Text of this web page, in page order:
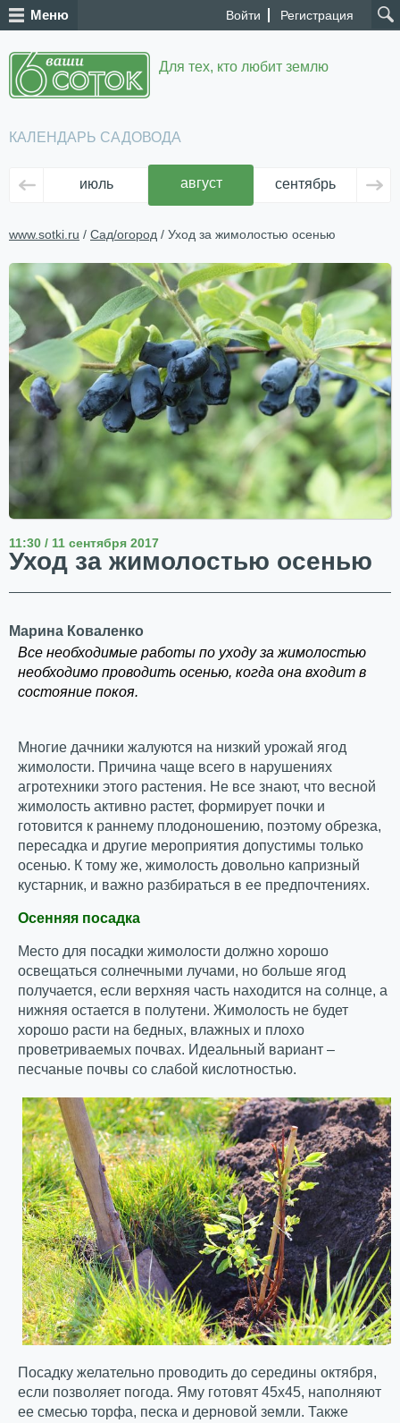
Войти Регистрация
Меню
Для тех, кто любит землю
КАЛЕНДАРЬ САДОВОДА
июль август сентябрь
www.sotki.ru / Сад/огород / Уход за жимолостью осенью
11:30 / 11 сентября 2017
Уход за жимолостью осенью
Марина Коваленко
Все необходимые работы по уходу за жимолостью
необходимо проводить осенью, когда она входит в
состояние покоя.
Многие дачники жалуются на низкий урожай ягод
жимолости. Причина чаще всего в нарушениях
агротехники этого растения. Не все знают, что весной
жимолость активно растет, формирует почки и
готовится к раннему плодоношению, поэтому обрезка,
пересадка и другие мероприятия допустимы только
осенью. К тому же, жимолость довольно капризный
кустарник, и важно разбираться в ее предпочтениях.
Осенняя посадка
Место для посадки жимолости должно хорошо
освещаться солнечными лучами, но больше ягод
получается, если верхняя часть находится на солнце, а
нижняя остается в полутени. Жимолость не будет
хорошо расти на бедных, влажных и плохо
проветриваемых почвах. Идеальный вариант –
песчаные почвы со слабой кислотностью.
Посадку желательно проводить до середины октября,
если позволяет погода. Яму готовят 45х45, наполняют
ее смесью торфа, песка и дерновой земли. Также